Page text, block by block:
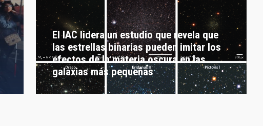
El IAC lidera un estudio que revela que
las estrellas binarias pueden imitar los
efectos de la materia oscura en las
galaxias más pequeñas